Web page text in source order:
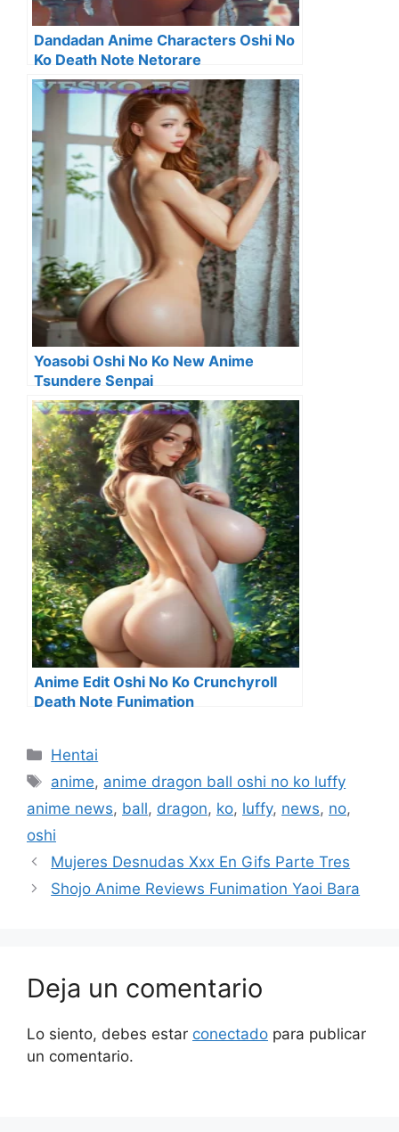
Dandadan Anime Characters Oshi No
Ko Death Note Netorare
Yoasobi Oshi No Ko New Anime
Tsundere Senpai
Anime Edit Oshi No Ko Crunchyroll
Death Note Funimation
Categorías
Hentai
Etiquetas
anime, anime dragon ball oshi no ko luffy
anime news, ball, dragon, ko, luffy, news, no,
oshi
Mujeres Desnudas Xxx En Gifs Parte Tres
Shojo Anime Reviews Funimation Yaoi Bara
Deja un comentario
Lo siento, debes estar conectado para publicar
un comentario.